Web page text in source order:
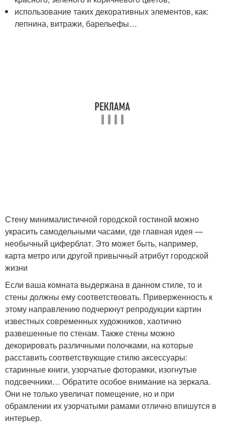
использование таких декоративных элементов, как:
лепнина, витражи, барельефы…
Стену минималистичной городской гостиной можно
украсить самодельными часами, где главная идея —
необычный циферблат. Это может быть, например,
карта метро или другой привычный атрибут городской
жизни
Если ваша комната выдержана в данном стиле, то и
стены должны ему соответствовать. Приверженность к
этому направлению подчеркнут репродукции картин
известных современных художников, хаотично
развешенные по стенам. Также стены можно
декорировать различными полочками, на которые
расставить соответствующие стилю аксессуары:
старинные книги, узорчатые фоторамки, изогнутые
подсвечники… Обратите особое внимание на зеркала.
Они не только увеличат помещение, но и при
обрамлении их узорчатыми рамами отлично впишутся в
интерьер.